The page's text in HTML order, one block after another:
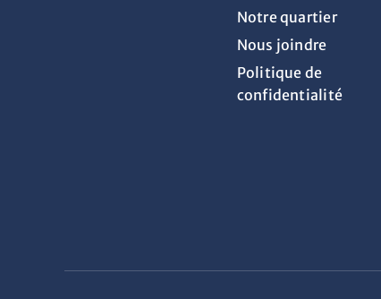
Notre quartier
Nous joindre
Politique de
confidentialité